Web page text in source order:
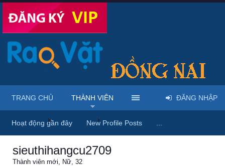
Trang chủ Thành viên sieuthihangcu2709
sieuthihangcu2709
Thành viên mới, Nữ, 32
TRANG CHỦ THÀNH VIÊN
Hoạt động gần đây New Profile Posts
ĐĂNG NHẬP